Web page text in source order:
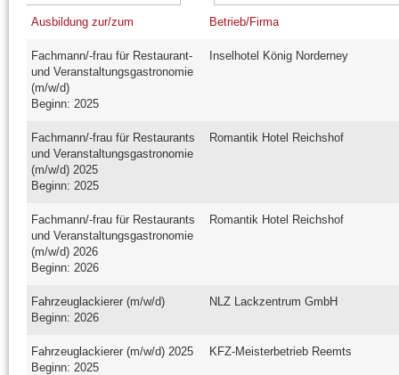
Ausbildung zur/zum Betrieb/Firma
Fachmann/-frau für Restaurant-
und Veranstaltungsgastronomie
(m/w/d)
Beginn: 2025
Inselhotel König Norderney
Fachmann/-frau für Restaurants
und Veranstaltungsgastronomie
(m/w/d) 2025
Beginn: 2025
Romantik Hotel Reichshof
Fachmann/-frau für Restaurants
und Veranstaltungsgastronomie
(m/w/d) 2026
Beginn: 2026
Romantik Hotel Reichshof
Fahrzeuglackierer (m/w/d)
Beginn: 2026
NLZ Lackzentrum GmbH
Fahrzeuglackierer (m/w/d) 2025
Beginn: 2025
KFZ-Meisterbetrieb Reemts